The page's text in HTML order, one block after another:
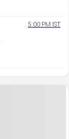
5:00 PM IST